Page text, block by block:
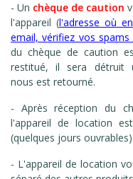
- Un chèque de caution
l'appareil (l'adresse où
email, vérifiez vos
du chèque de caution
restitué, il sera détruit
nous est retourné.
- Après réception du
l'appareil de location
(quelques jours ouvrables).
- L'appareil de location